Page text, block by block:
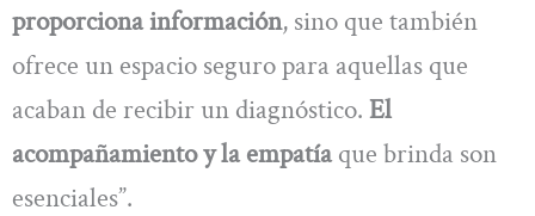
proporciona información, sino que también
ofrece un espacio seguro para aquellas que
acaban de recibir un diagnóstico. El
acompañamiento y la empatíaque brinda son
esenciales”.